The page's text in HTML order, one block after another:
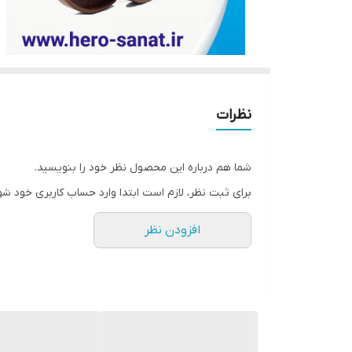
نظرات
شما هم درباره این محصول نظر خود را بنویسید.
برای ثبت نظر، لازم است ابتدا وارد حساب کاربری خود
افزودن نظر